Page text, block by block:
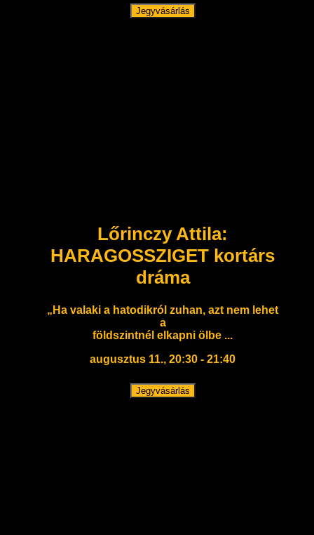
Jegyvásárlás
Lőrinczy Attila:
HARAGOSSZIGET kortárs
dráma
„Ha valaki a hatodikról zuhan, azt nem lehet
a
földszintnél elkapni ölbe ...
augusztus 11., 20:30 - 21:40
Jegyvásárlás